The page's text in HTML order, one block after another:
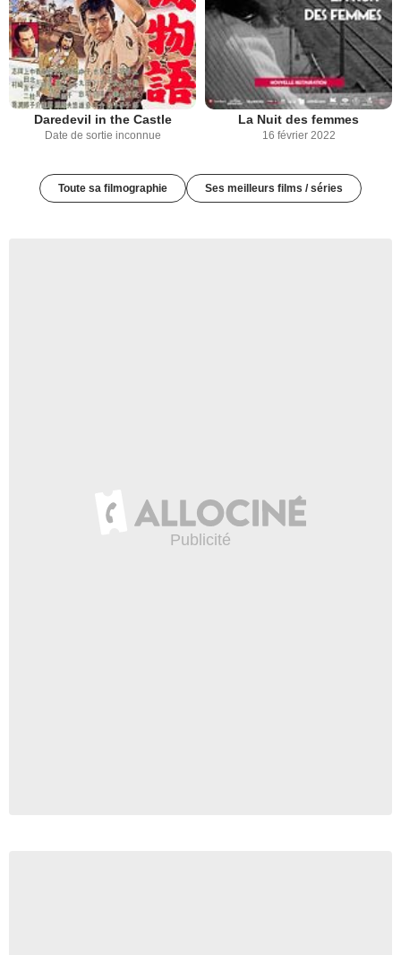
Daredevil in the Castle
Date de sortie inconnue
La Nuit des femmes
16 février 2022
Toute sa filmographie Ses meilleurs films / séries